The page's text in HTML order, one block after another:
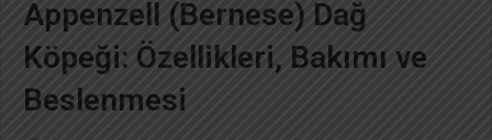
Appenzell (Bernese) Dağ
Köpeği: Özellikleri, Bakımı ve
Beslenmesi